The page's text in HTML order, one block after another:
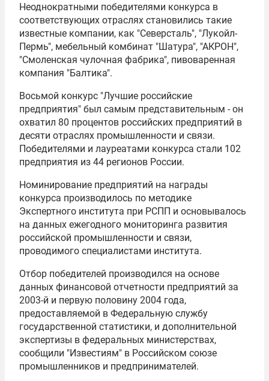
Неоднократными победителями конкурса в
соответствующих отраслях становились такие
известные компании, как "Северсталь", "Лукойл-
Пермь", мебельный комбинат "Шатура", "АКРОН",
"Смоленская чулочная фабрика", пивоваренная
компания "Балтика".
Восьмой конкурс "Лучшие российские
предприятия" был самым представительным - он
охватил 80 процентов российских предприятий в
десяти отраслях промышленности и связи.
Победителями и лауреатами конкурса стали 102
предприятия из 44 регионов России.
Номинирование предприятий на награды
конкурса производилось по методике
Экспертного института при РСПП и основывалось
на данных ежегодного мониторинга развития
российской промышленности и связи,
проводимого специалистами института.
Отбор победителей производился на основе
данных финансовой отчетности предприятий за
2003-й и первую половину 2004 года,
предоставляемой в Федеральную службу
государственной статистики, и дополнительной
экспертизы в федеральных министерствах,
сообщили "Известиям" в Российском союзе
промышленников и предпринимателей.